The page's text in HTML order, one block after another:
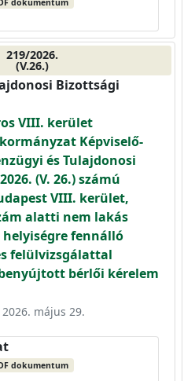
dokumentum
219/2026.
(V.26.)
Bizottsági
VIII. kerület
Képviselő-
és Tulajdonosi
(V. 26.) számú
VIII. kerület,
alatti nem lakás
fennálló
felülvizsgálattal
bérlői kérelem
május 29.
dokumentum